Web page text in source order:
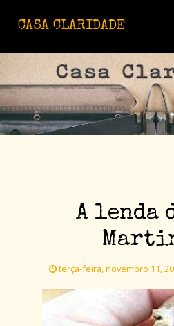
CASA CLARIDADE
A lenda
terça-feira, novembro 11,